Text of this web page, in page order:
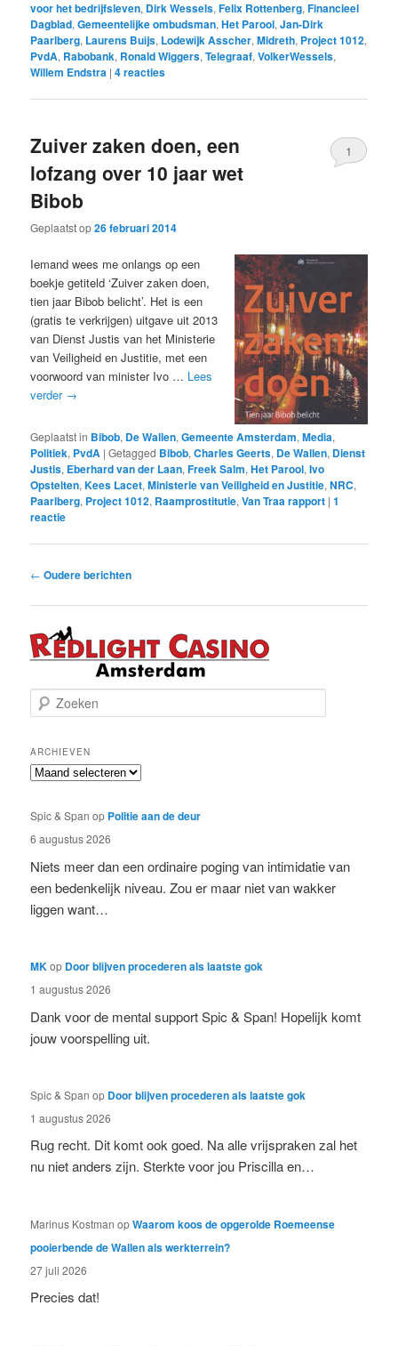
voor het bedrijfsleven, Dirk Wessels,Felix Rottenberg,Financieel
Dagblad,Gemeentelijke ombudsman,Het Parool,Jan-Dirk
Paarlberg, Laurens Buijs, Lodewijk Asscher,Midreth, Project 1012,
PvdA, Rabobank, Ronald Wiggers,Telegraaf,VolkerWessels,
Willem Endstra |4reacties
Zuiver zaken doen, een
lofzang over 10 jaar wet
Bibob
Geplaatst op26 februari 2014
1
Iemand wees me onlangs op een
boekje getiteld ‘Zuiver zaken doen,
tien jaar Bibob belicht’. Het is een
(gratis te verkrijgen) uitgave uit 2013
van Dienst Justis van het Ministerie
van Veiligheid en Justitie, met een
voorwoord van minister Ivo … Lees
verder →
Geplaatst in Bibob, De Wallen,Gemeente Amsterdam,Media,
Politiek, PvdA |Getagged Bibob,Charles Geerts, De Wallen, Dienst
Justis, Eberhard van der Laan,Freek Salm,Het Parool,Ivo
Opstelten,Kees Lacet,Ministerie van Veiligheid en Justitie,NRC,
Paarlberg, Project 1012, Raamprostitutie,Van Traa rapport |1
reactie
Bericht
← Oudere berichten
o
k
e
n
ARCHIEVEN
Archieven
Spic & Span op Politie aan de deur
6 augustus 2026
Niets meer dan een ordinaire poging van intimidatie van
een bedenkelijk niveau. Zou er maar niet van wakker
liggen want…
MKop Door blijven procederen als laatste gok
1 augustus 2026
Dank voor de mental support Spic & Span! Hopelijk komt
jouw voorspelling uit.
Spic & Span op Door blijven procederen als laatste gok
1 augustus 2026
Rug recht. Dit komt ook goed. Na alle vrijspraken zal het
nu niet anders zijn. Sterkte voor jou Priscilla en…
Marinus Kostman opWaarom koos de opgerolde Roemeense
pooierbende de Wallen als werkterrein?
27 juli 2026
Precies dat!